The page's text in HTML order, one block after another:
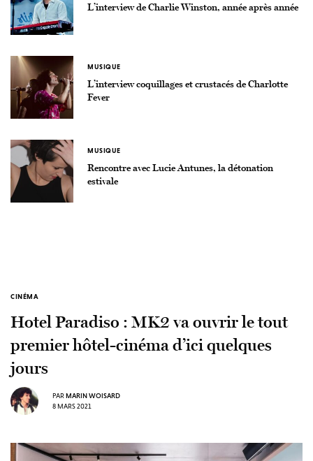
L’interview de Charlie Winston, année après année
MUSIQUE
L’interview coquillages et crustacés de Charlotte
Fever
MUSIQUE
Rencontre avec Lucie Antunes, la détonation
estivale
CINÉMA
Hotel Paradiso : MK2 va ouvrir le tout
premier hôtel-cinéma d’ici quelques
jours
PAR MARIN WOISARD
8 MARS 2021